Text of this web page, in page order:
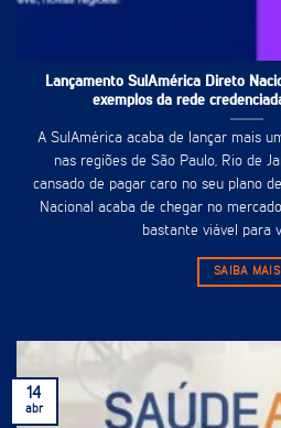
Lançamento SulAmérica Direto
exemplos da rede
A SulAmérica acaba de lançar mais
nas regiões de São Paulo, Rio de
cansado de pagar caro no seu plano
Nacional acaba de chegar no
bastante viável para
SAIBA MAIS
14
abr